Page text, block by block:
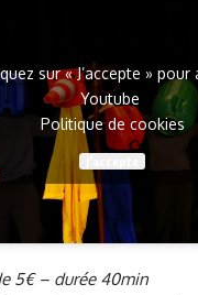
sur « J’accepte » pour
Youtube
Politique de cookies
5€ – durée 40min